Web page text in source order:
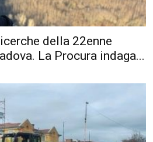
della 22enne
La Procura indaga...